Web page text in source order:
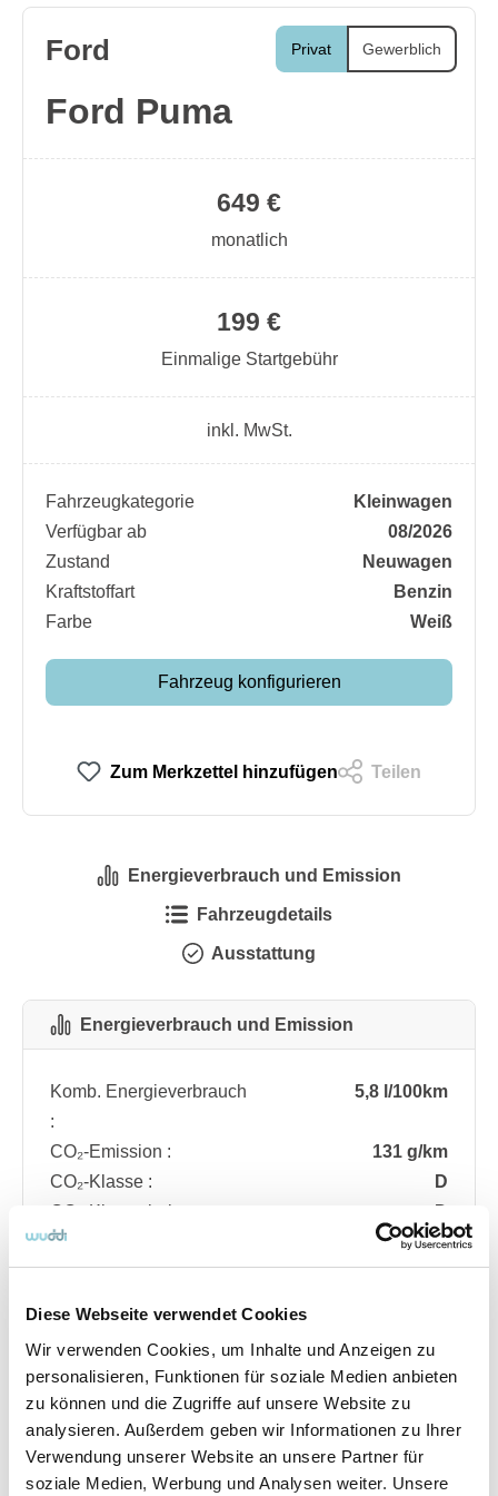
Diese Webseite verwendet Cookies
Wir verwenden Cookies, um Inhalte und Anzeigen zu
personalisieren, Funktionen für soziale Medien anbieten
zu können und die Zugriffe auf unsere Website zu
analysieren. Außerdem geben wir Informationen zu Ihrer
Verwendung unserer Website an unsere Partner für
soziale Medien, Werbung und Analysen weiter. Unsere
Privat Gewerblich
Ford
Ford Puma
199 €
Einmalige Startgebühr
649 €
monatlich
inkl. MwSt.
Fahrzeugkategorie
Kleinwagen
Verfügbar ab
08/2026
Zustand
Neuwagen
Kraftstoffart
Benzin
Farbe
Weiß
Fahrzeug konfigurieren
Zum Merkzettel hinzufügen Teilen
Energieverbrauch und Emission
Fahrzeugdetails
Ausstattung
Energieverbrauch und Emission
Komb. Energieverbrauch
:
5,8 l/100km
CO₂-Emission :
131 g/km
CO₂-Klasse :
D
CO₂-Klasse bei
entladener Batterie :
D
Fahrzeugdetails
Angebotsnummer
ABO74.116
Ausstattungslinie
ST Line
Verfügbar ab